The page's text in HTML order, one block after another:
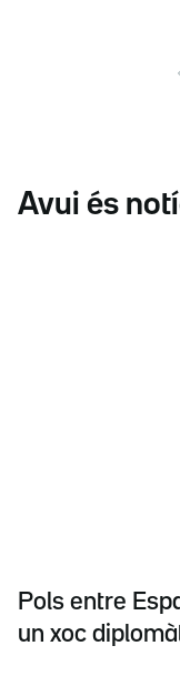
Avui és
Pols entre
un xoc